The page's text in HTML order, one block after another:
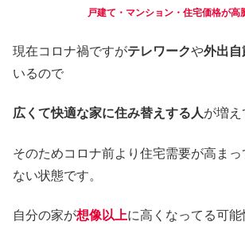
戸建て・マンション・住宅価格が高
現在コロナ禍ですがテレワークや外出自
いるので
広くて快適な家に住み替えする人が増え
そのためコロナ前より住宅需要が高まっ
ない状態です。
自分の家が想像以上に高くなってる可能